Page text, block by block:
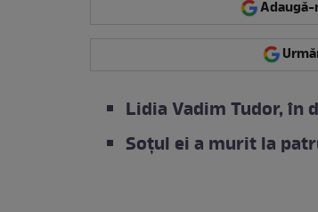
Adaugă-
Lidia Vadim Tudor, în
Soțul ei a murit la